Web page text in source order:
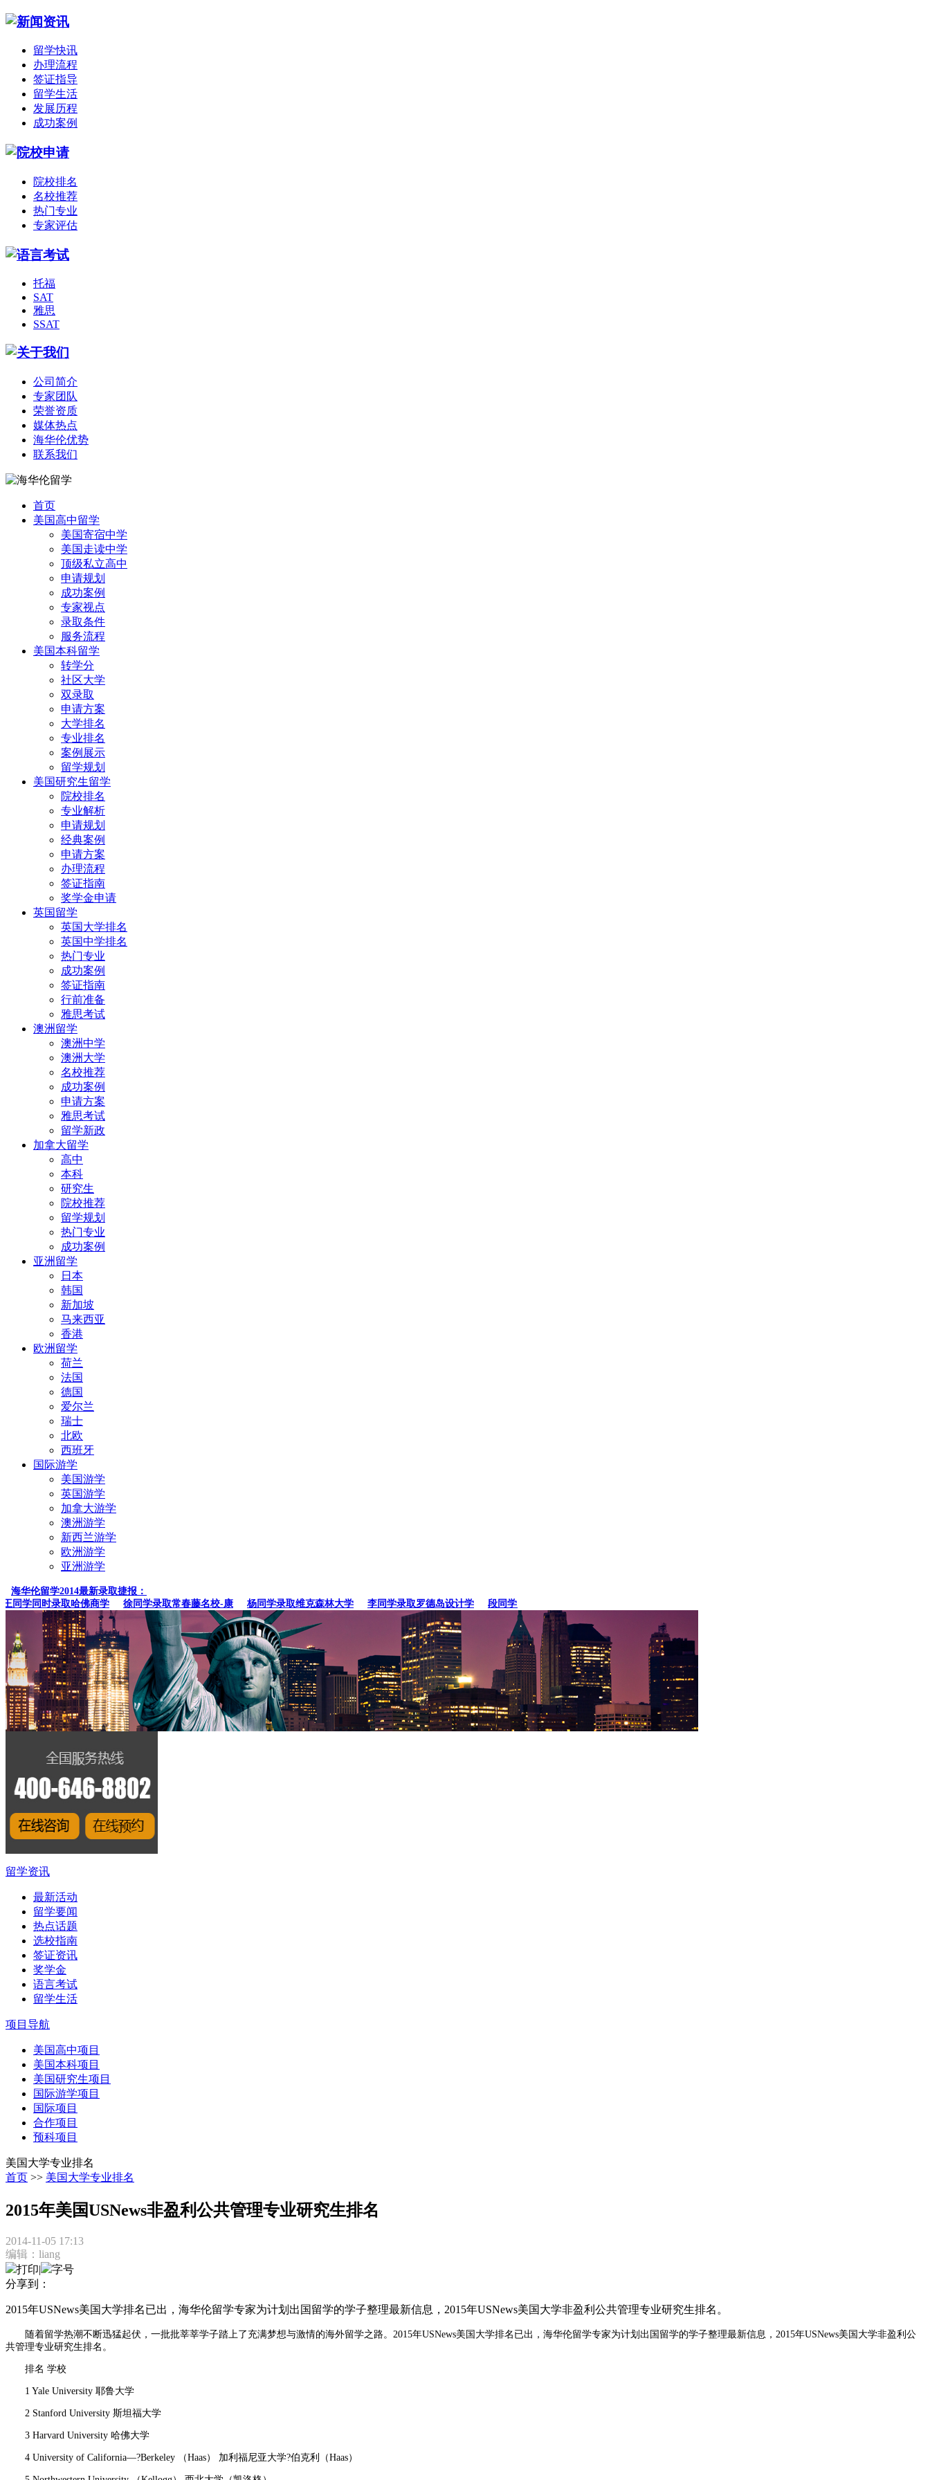
留学快讯
办理流程
签证指导
留学生活
发展历程
成功案例
院校排名
名校推荐
热门专业
专家评估
托福
SAT
雅思
SSAT
公司简介
专家团队
荣誉资质
媒体热点
海华伦优势
联系我们
首页
美国高中留学
美国寄宿中学
美国走读中学
顶级私立高中
申请规划
成功案例
专家视点
录取条件
服务流程
美国本科留学
转学分
社区大学
双录取
申请方案
大学排名
专业排名
案例展示
留学规划
美国研究生留学
院校排名
专业解析
申请规划
经典案例
申请方案
办理流程
签证指南
奖学金申请
英国留学
英国大学排名
英国中学排名
热门专业
成功案例
签证指南
行前准备
雅思考试
澳洲留学
澳洲中学
澳洲大学
名校推荐
成功案例
申请方案
雅思考试
留学新政
加拿大留学
高中
本科
研究生
院校推荐
留学规划
热门专业
成功案例
亚洲留学
日本
韩国
新加坡
马来西亚
香港
欧洲留学
荷兰
法国
德国
爱尔兰
瑞士
北欧
西班牙
国际游学
美国游学
英国游学
加拿大游学
澳洲游学
新西兰游学
欧洲游学
亚洲游学
海华伦留学2014最新录取捷报：
学同时录取哈佛商学
徐同学录取常春藤名校-康 杨同学录取维克森林大学 李同学录取罗德岛设计学 段同学、贾同学录取纽约
留学资讯
最新活动
留学要闻
热点话题
选校指南
签证资讯
奖学金
语言考试
留学生活
项目导航
美国高中项目
美国本科项目
美国研究生项目
国际游学项目
国际项目
合作项目
预科项目
美国大学专业排名
首页 >> 美国大学专业排名
2015年美国USNews非盈利公共管理专业研究生排名
2014-11-05 17:13
编辑：liang
打印|
字号
分享到：
2015年USNews美国大学排名已出，海华伦留学专家为计划出国留学的学子整理最新信息，2015年USNews美国大学非盈利公共管理专业研究生排名。
随着留学热潮不断迅猛起伏，一批批莘莘学子踏上了充满梦想与激情的海外留学之路。2015年USNews美国大学排名已出，海华伦留学专家为计划出国留学的学子整理最新信息，2015年USNews美国大学非盈利公
共管理专业研究生排名。
排名 学校
1 Yale University 耶鲁大学
2 Stanford University 斯坦福大学
3 Harvard University 哈佛大学
4 University of California—?Berkeley （Haas） 加利福尼亚大学?伯克利（Haas）